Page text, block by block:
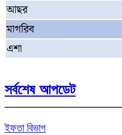
আছর
মাগরিব
এশা
সর্বশেষ আপডেট
ইফতা বিভাগ